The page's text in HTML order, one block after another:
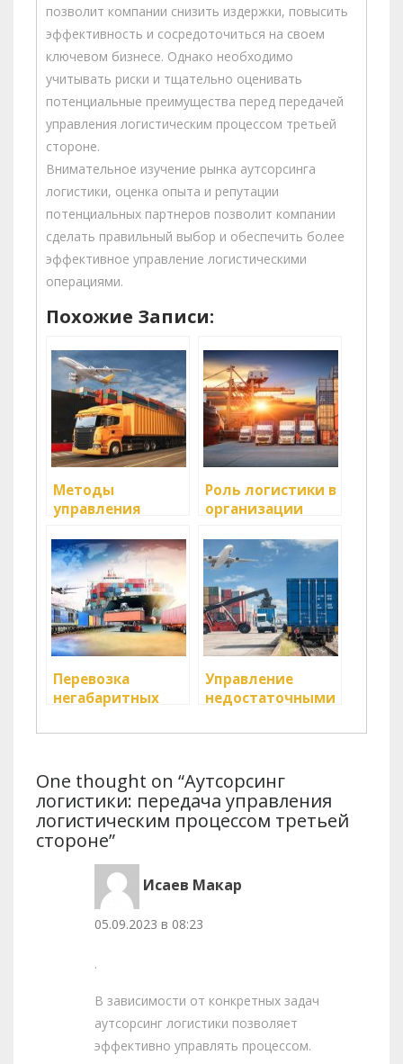
позволит компании снизить издержки, повысить
эффективность и сосредоточиться на своем
ключевом бизнесе. Однако необходимо
учитывать риски и тщательно оценивать
потенциальные преимущества перед передачей
управления логистическим процессом третьей
стороне.
Внимательное изучение рынка аутсорсинга
логистики, оценка опыта и репутации
потенциальных партнеров позволит компании
сделать правильный выбор и обеспечить более
эффективное управление логистическими
операциями.
Похожие Записи:
Методы
управления
складе
Роль логистики в
организации
Перевозка
негабаритных
Управление
недостаточными
запасами на
One thought on “Аутсорсинг
логистики: передача управления
логистическим процессом третьей
стороне”
Исаев Макар
05.09.2023 в 08:23
.
В зависимости от конкретных задач
аутсорсинг логистики позволяет
эффективно управлять процессом.